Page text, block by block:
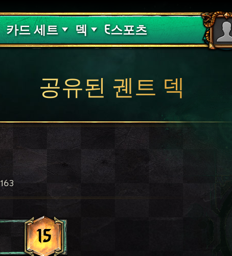
카드 세트
핏빛 저주
덱
덱 가이드
E스포츠
공유된 궨트 덱
163
15